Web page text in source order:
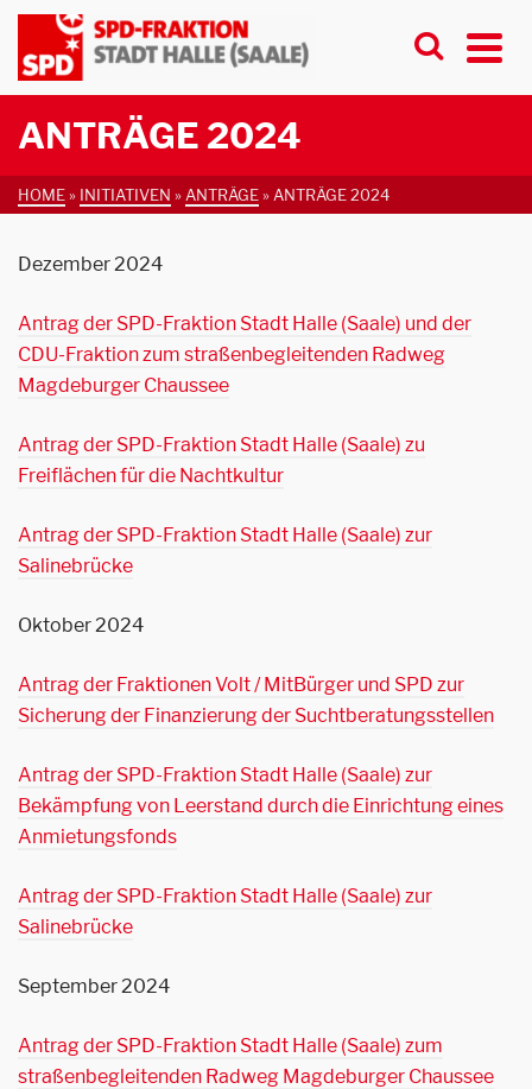
ANTRÄGE 2024
HOME» INITIATIVEN » ANTRÄGE» ANTRÄGE 2024
Dezember 2024
Antrag der SPD-Fraktion Stadt Halle (Saale) und der
CDU-Fraktion zum straßenbegleitenden Radweg
Magdeburger Chaussee
Antrag der SPD-Fraktion Stadt Halle (Saale) zu
Freiflächen für die Nachtkultur
Antrag der SPD-Fraktion Stadt Halle (Saale) zur
Salinebrücke
Oktober 2024
Antrag der Fraktionen Volt / MitBürger und SPD zur
Sicherung der Finanzierung der Suchtberatungsstellen
Antrag der SPD-Fraktion Stadt Halle (Saale) zur
Bekämpfung von Leerstand durch die Einrichtung eines
Anmietungsfonds
Antrag der SPD-Fraktion Stadt Halle (Saale) zur
Salinebrücke
September 2024
Antrag der SPD-Fraktion Stadt Halle (Saale) zum
straßenbegleitenden Radweg Magdeburger Chaussee